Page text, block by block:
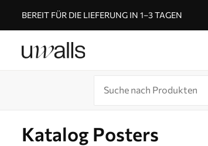
BEREIT FÜR DIE LIEFERUNG IN 1–3 TAGEN
Katalog Posters